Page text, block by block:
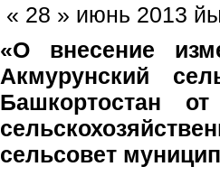
« 28 » июнь
«О внесение
Акмурунский
Башкортостан
сельсовет